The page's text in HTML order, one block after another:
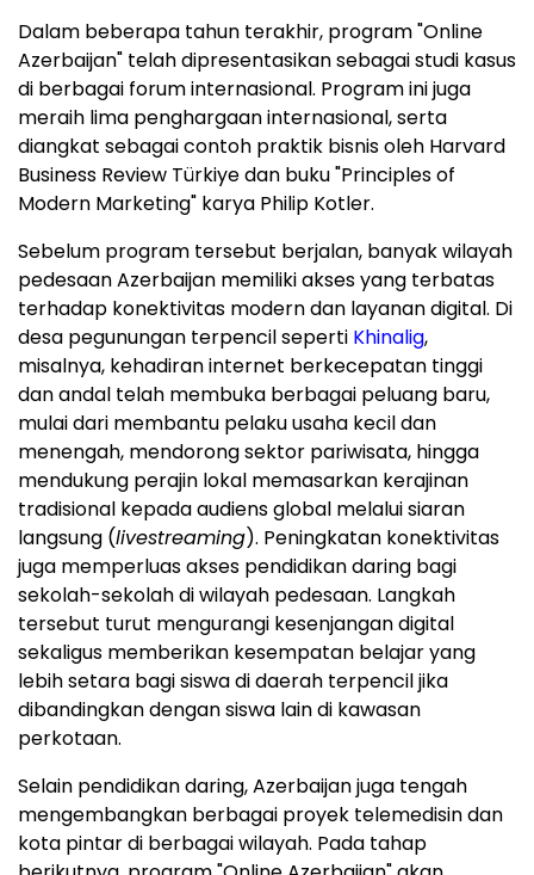
Dalam beberapa tahun terakhir, program "Online
Azerbaijan" telah dipresentasikan sebagai studi kasus
di berbagai forum internasional. Program ini juga
meraih lima penghargaan internasional, serta
diangkat sebagai contoh praktik bisnis oleh Harvard
Business Review Türkiye dan buku "Principles of
Modern Marketing" karya Philip Kotler.
Sebelum program tersebut berjalan, banyak wilayah
pedesaan Azerbaijan memiliki akses yang terbatas
terhadap konektivitas modern dan layanan digital. Di
desa pegunungan terpencil seperti Khinalig,
misalnya, kehadiran internet berkecepatan tinggi
dan andal telah membuka berbagai peluang baru,
mulai dari membantu pelaku usaha kecil dan
menengah, mendorong sektor pariwisata, hingga
mendukung perajin lokal memasarkan kerajinan
tradisional kepada audiens global melalui siaran
langsung (livestreaming). Peningkatan konektivitas
juga memperluas akses pendidikan daring bagi
sekolah-sekolah di wilayah pedesaan. Langkah
tersebut turut mengurangi kesenjangan digital
sekaligus memberikan kesempatan belajar yang
lebih setara bagi siswa di daerah terpencil jika
dibandingkan dengan siswa lain di kawasan
perkotaan.
Selain pendidikan daring, Azerbaijan juga tengah
mengembangkan berbagai proyek telemedisin dan
kota pintar di berbagai wilayah. Pada tahap